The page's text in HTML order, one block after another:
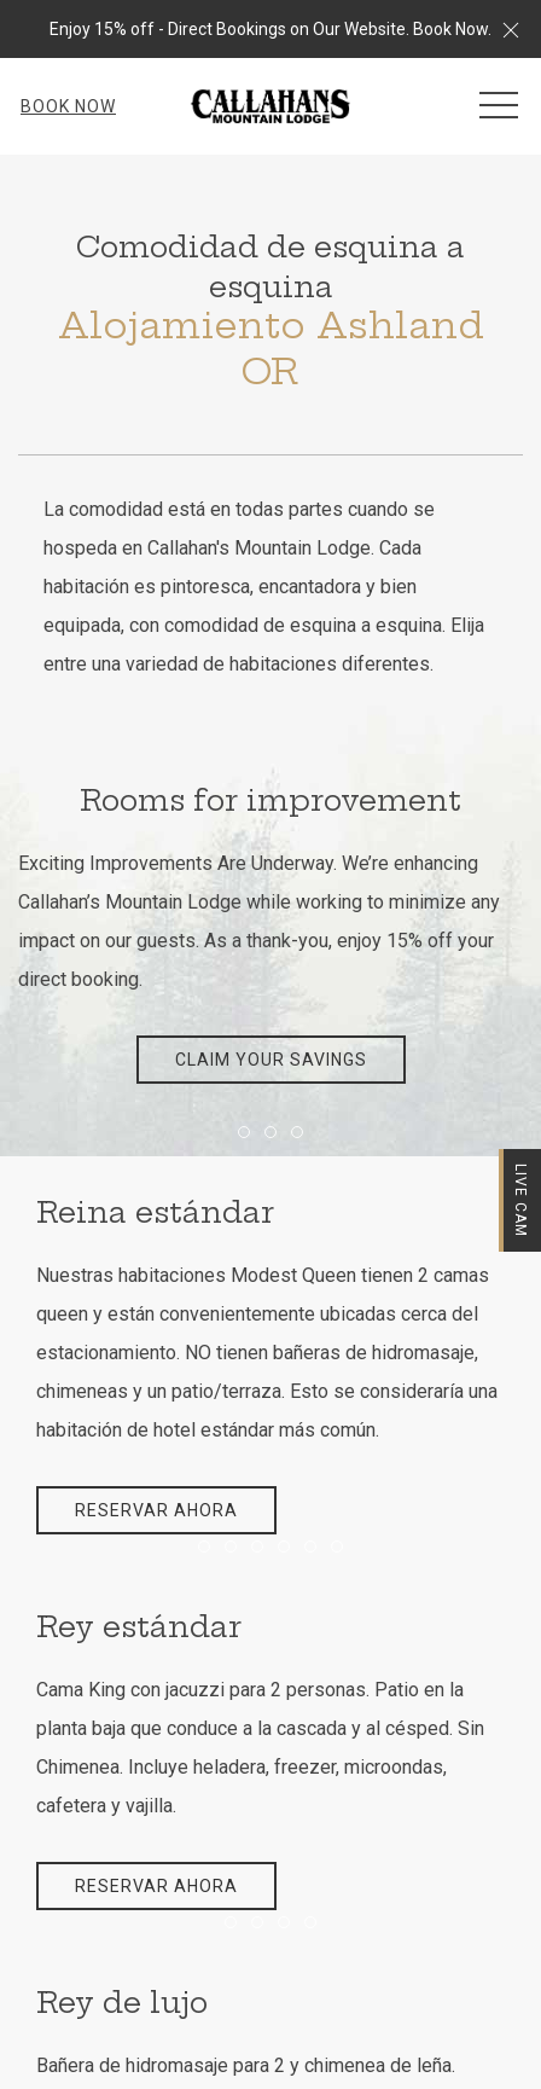
Enjoy 15% off - Direct Bookings on Our Website. Book Now.
BOOK NOW
LIVE CAM
Comodidad de esquina a
esquina
Alojamiento Ashland
OR
La comodidad está en todas partes cuando se
hospeda en Callahan's Mountain Lodge. Cada
habitación es pintoresca, encantadora y bien
equipada, con comodidad de esquina a esquina. Elija
entre una variedad de habitaciones diferentes.
Rooms for improvement
Exciting Improvements Are Underway. We’re enhancing
Callahan’s Mountain Lodge while working to minimize any
impact on our guests. As a thank-you, enjoy 15% off your
direct booking.
CLAIM YOUR SAVINGS
Item 1Item 2
Reina estándar
Nuestras habitaciones Modest Queen tienen 2 camas
queen y están convenientemente ubicadas cerca del
estacionamiento. NO tienen bañeras de hidromasaje,
chimeneas y un patio/terraza. Esto se consideraría una
habitación de hotel estándar más común.
RESERVAR AHORA
Rey estándar
Cama King con jacuzzi para 2 personas. Patio en la
planta baja que conduce a la cascada y al césped. Sin
Chimenea. Incluye heladera, freezer, microondas,
cafetera y vajilla.
RESERVAR AHORA
Rey de lujo
Bañera de hidromasaje para 2 y chimenea de leña.